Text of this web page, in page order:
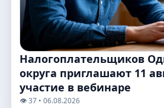
Налогоплательщиков
округа приглашают 11
участие в вебинаре
👁️ 37 • 06.08.2026